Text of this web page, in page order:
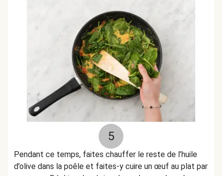
5
Pendant ce temps, faites chauffer le reste de l’huile
d’olive dans la poêle et faites-y cuire un œuf au plat par